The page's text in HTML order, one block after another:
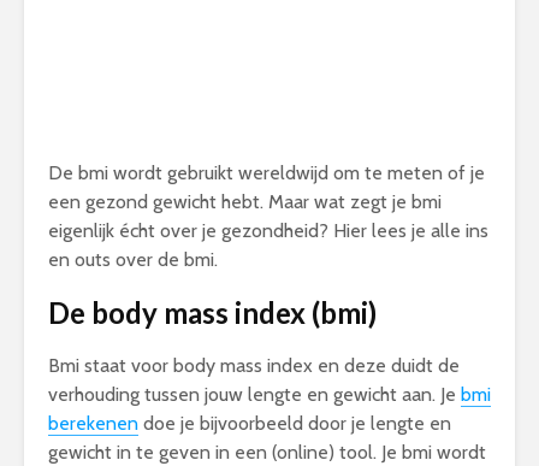
De bmi wordt gebruikt wereldwijd om te meten of je
een gezond gewicht hebt. Maar wat zegt je bmi
eigenlijk écht over je gezondheid? Hier lees je alle ins
en outs over de bmi.
De body mass index (bmi)
Bmi staat voor body mass index en deze duidt de
verhouding tussen jouw lengte en gewicht aan. Je bmi
berekenen doe je bijvoorbeeld door je lengte en
gewicht in te geven in een (online) tool. Je bmi wordt